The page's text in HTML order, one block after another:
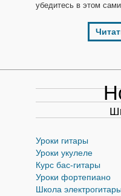
убедитесь в этом
Уроки гитары
Уроки укулеле
Курс бас-гитары
Уроки фортепиано
Школа электрогитары